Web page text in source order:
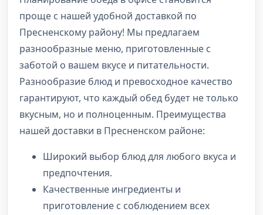
проще с нашей удобной доставкой по
Пресненскому району! Мы предлагаем
разнообразные меню, приготовленные с
заботой о вашем вкусе и питательности.
Разнообразие блюд и превосходное качество
гарантируют, что каждый обед будет не только
вкусным, но и полноценным. Преимущества
нашей доставки в Пресненском районе:
Широкий выбор блюд для любого вкуса и
предпочтения.
Качественные ингредиенты и
приготовление с соблюдением всех